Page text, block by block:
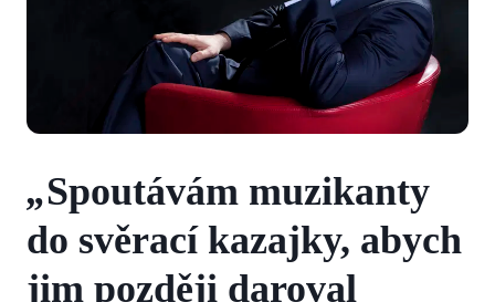
„Spoutávám muzikanty
do svěrací kazajky, abych
jim později daroval